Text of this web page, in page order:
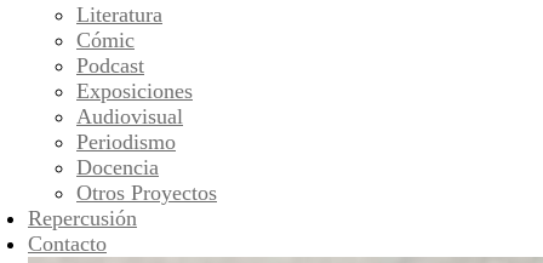
Literatura
Cómic
Podcast
Exposiciones
Audiovisual
Periodismo
Docencia
Otros Proyectos
Repercusión
Contacto